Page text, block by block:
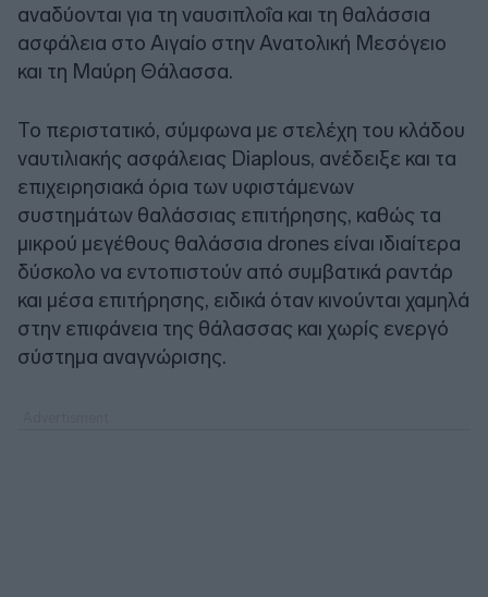
αναδύονται για τη ναυσιπλοΐα και τη θαλάσσια
ασφάλεια στο Αιγαίο στην Ανατολική Μεσόγειο
και τη Μαύρη Θάλασσα.
Το περιστατικό, σύμφωνα με στελέχη του κλάδου
ναυτιλιακής ασφάλειας Diaplous, ανέδειξε και τα
επιχειρησιακά όρια των υφιστάμενων
συστημάτων θαλάσσιας επιτήρησης, καθώς τα
μικρού μεγέθους θαλάσσια drones είναι ιδιαίτερα
δύσκολο να εντοπιστούν από συμβατικά ραντάρ
και μέσα επιτήρησης, ειδικά όταν κινούνται χαμηλά
στην επιφάνεια της θάλασσας και χωρίς ενεργό
σύστημα αναγνώρισης.